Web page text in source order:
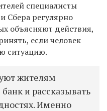
специалисты
Сбера регулярно
объясняют действия,
если человек
ситуацию.
жителям
и рассказывать
Именно